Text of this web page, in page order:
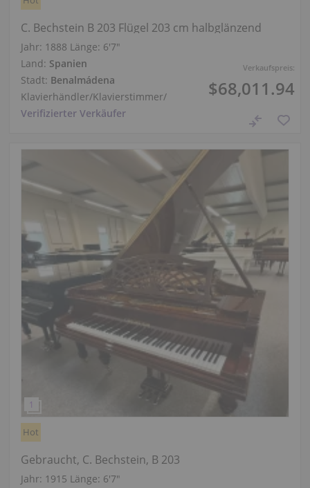
Verkaufspreis:
$68,011.94
C. Bechstein B 203 Flügel 203 cm halbglänzend
Jahr: 1888 Länge: 6′7″
Land: Spanien
Stadt: Benalmádena
Klavierhändler/Klavierstimmer/
Verifizierter Verkäufer
Hot
Gebraucht, C. Bechstein, B 203
Jahr: 1915 Länge: 6′7″